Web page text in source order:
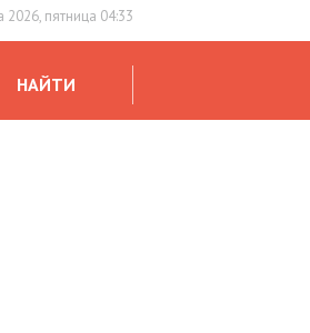
2026, пятница 04:33
НАЙТИ